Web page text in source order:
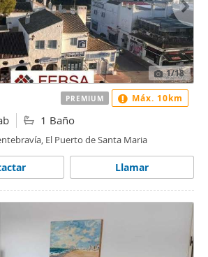
1/18
1 Baño
El Puerto de Santa Maria
Llamar
PREMIUM Máx. 10km